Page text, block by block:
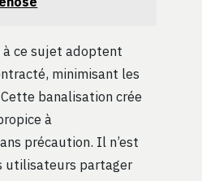
à ce sujet adoptent
minimisant les
banalisation crée
à
précaution. Il n’est
utilisateurs partager